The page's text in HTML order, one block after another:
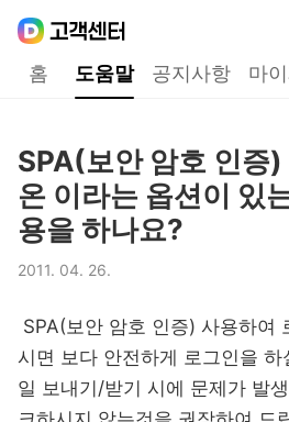
홈 도움말 공지사항 마
SPA(보안 암호 인증
온 이라는 옵션이 있
용을 하나요?
2011. 04. 26.
SPA(보안 암호 인증) 사용하여
시면 보다 안전하게 로그인을
일 보내기/받기 시에 문제가 발